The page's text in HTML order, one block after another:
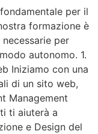
per il
formazione è
per
autonomo. 1.
Iniziamo con una
di un sito web,
Management
ti aiuterà a
e Design del